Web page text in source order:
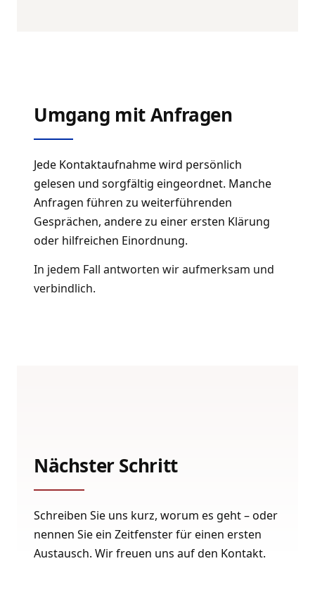
Umgang mit Anfragen
Jede Kontaktaufnahme wird persönlich
gelesen und sorgfältig eingeordnet. Manche
Anfragen führen zu weiterführenden
Gesprächen, andere zu einer ersten Klärung
oder hilfreichen Einordnung.
In jedem Fall antworten wir aufmerksam und
verbindlich.
Nächster Schritt
Schreiben Sie uns kurz, worum es geht – oder
nennen Sie ein Zeitfenster für einen ersten
Austausch. Wir freuen uns auf den Kontakt.